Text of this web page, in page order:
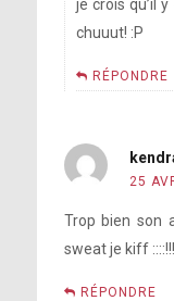
je crois qu’il
chuuut! :P
RÉPONDRE
25
Trop bien son
sweat je kiff
RÉPONDRE